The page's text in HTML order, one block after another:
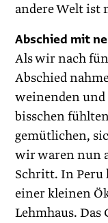
andere Welt ist
Abschied mit
Als wir nach
Abschied
weinenden und
bisschen
gemütlichen,
wir waren nun
Schritt. In
einer kleinen
Lehmhaus. Das